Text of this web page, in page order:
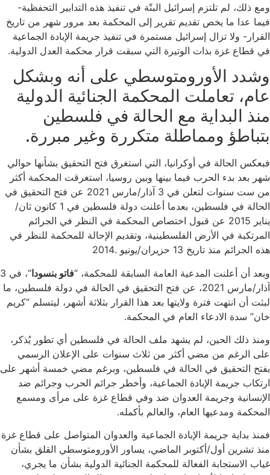
ومع ذلك، لم تلتزم إسرائيل البتّة في تنفيذ هذه التدابير التحفظية-
فيما عدا ما يخص تقديم تقرير إلى المحكمة بعد مرور شهر من تاريخ
القرار- ولا تزال إسرائيل مستمرة في تنفيذ جريمة الإبادة الجماعية
في قطاع غزة بذات الوتيرة التي سبقت قرار محكمة العدل الدولية.
وشدد الأورومتوسطي على أنه وبشكل
عام، تعاملت المحكمة الجنائية الدولية
منذ البداية مع الحالة في فلسطين
بتباطؤ ومماطلة متكررة وغير مبررة.
فبعكس الحالة في أوكرانيا، التي استغرق فتح التحقيق بشأنها حوالي
شهر بعد بدء الحرب فيما بينها وبين روسيا، استغرقت المحكمة أكثر
من ست سنوات لتعلن في 3 آذار/مارس 2021 عن فتح التحقيق في
الحالة في فلسطين، بعدما أعلنت دولة فلسطين في 1 كانون ثان/
يناير 2015 عن قبول اختصاص المحكمة في النظر في الجرائم
المرتكبة في الأرض الفلسطينية، وتقديم الإحالة للمحكمة للنظر في
هذه الجرائم منذ تاريخ 13 حزيران/يونيو .2014
وبعد أن أعلنت المدعية العامة السابقة للمحكمة، “فاتو بنسودا
“، في 3
آذار/مارس 2021، عن فتح التحقيق في الحالة في دولة فلسطين، ما
لبثت أن انتهت فترة ولايتها بعد هذا القرار بثلاثة أشهر، ليتسلم “كريم
خان” سدة الادعاء العام في المحكمة.
ومنذ ذلك الحين، لم يشهد ملف الحالة في فلسطين أي تطور يُذكر،
على الرغم من مضي أكثر من ثلاث سنوات على الإعلان الرسمي
بفتح التحقيق في الحالة في فلسطين، وبرغم مضي خمسة أشهر على
ارتكاب جريمة الإبادة الجماعية، وأخطر جرائم الحرب وجرائم ضد
الإنسانية وجريمة العدوان ضد وفي قطاع غزة على مرأى ومسمع
المحكمة ومدعيها العام، والعالم بأكمله.
فمنذ بداية جريمة الإبادة الجماعية والعدوان المتواصل على قطاع غزة
منذ تشرين أول/أكتوبر الماضي، يساور الأورومتوسطي القلق بشأن
غياب الاستجابة الفعالة للمحكمة الجنائية الدولية بشأن ما يجري،